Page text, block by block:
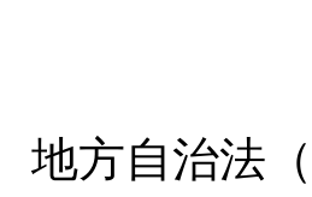
地方自治法